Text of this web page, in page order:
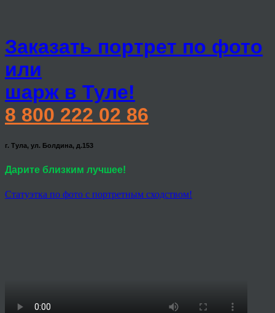
Заказать портрет по фото
или
шарж в Туле!
8 800 222 02 86
г. Тула, ул. Болдина, д.153
Дарите близким лучшее!
Статуэтка по фото с портретным сходством!